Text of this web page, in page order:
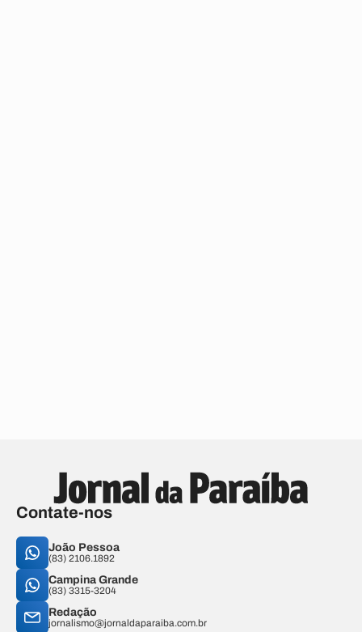
Contate-nos
João Pessoa
(83) 2106.1892
Campina Grande
(83) 3315-3204
Redação
jornalismo@jornaldaparaiba.com.br